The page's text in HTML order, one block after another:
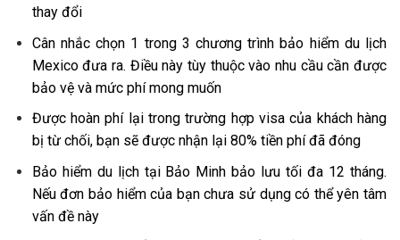
thay đổi
Cân nhắc chọn 1 trong 3 chương trình bảo hiểm du lịch
Mexico đưa ra. Điều này tùy thuộc vào nhu cầu cần được
bảo vệ và mức phí mong muốn
Được hoàn phí lại trong trường hợp visa của khách hàng
bị từ chối, bạn sẽ được nhận lại 80% tiền phí đã đóng
Bảo hiểm du lịch tại Bảo Minh bảo lưu tối đa 12 tháng.
Nếu đơn bảo hiểm của bạn chưa sử dụng có thể yên tâm
vấn đề này